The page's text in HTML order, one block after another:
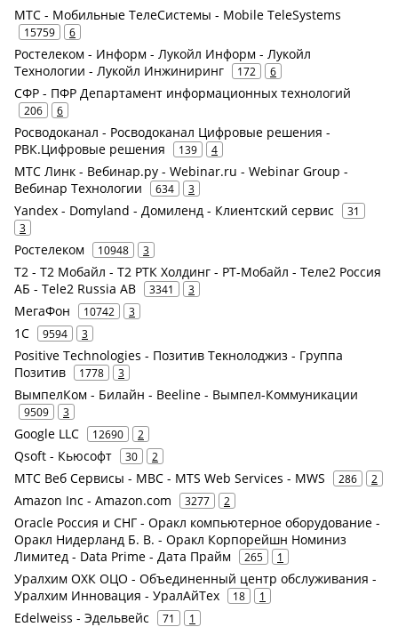
МТС - Мобильные ТелеСистемы - Mobile TeleSystems
15759 6
Ростелеком - Информ - Лукойл Информ - Лукойл
Технологии - Лукойл Инжиниринг
172 6
СФР - ПФР Департамент информационных технологий
206 6
Росводоканал - Росводоканал Цифровые решения -
РВК.Цифровые решения
139 4
МТС Линк - Вебинар.ру - Webinar.ru - Webinar Group -
Вебинар Технологии
634 3
Yandex - Domyland - Домиленд - Клиентский сервис
31
3
Ростелеком 10948 3
Т2 - Т2 Мобайл - Т2 РТК Холдинг - РТ-Мобайл - Теле2 Россия
АБ - Tele2 Russia AB
3341 3
МегаФон 10742 3
1С 9594 3
Positive Technologies - Позитив Текнолоджиз - Группа
Позитив
1778 3
ВымпелКом - Билайн - Beeline - Вымпел-Коммуникации
9509 3
Google LLC 12690 2
Qsoft - Кьюсофт 30 2
МТС Веб Сервисы - МВС - MTS Web Services - MWS 286 2
Amazon Inc - Amazon.com 3277 2
Oracle Россия и СНГ - Оракл компьютерное оборудование -
Оракл Нидерланд Б. В. - Оракл Корпорейшн Номиниз
Лимитед - Data Prime - Дата Прайм
265 1
Уралхим ОХК ОЦО - Объединенный центр обслуживания -
Уралхим Инновация - УралАйТех
18 1
Edelweiss - Эдельвейс 71 1